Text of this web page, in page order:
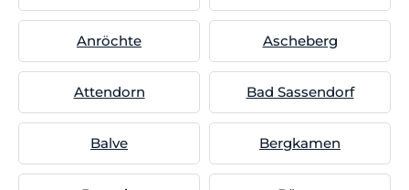
Anröchte Ascheberg
Attendorn Bad Sassendorf
Balve Bergkamen